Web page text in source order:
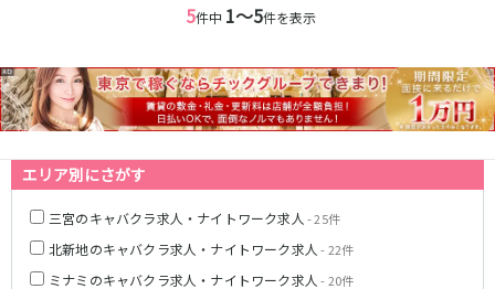
5件中 1〜5件を表示
エリア別にさがす
三宮のキャバクラ求人・ナイトワーク求人 - 25件
北新地のキャバクラ求人・ナイトワーク求人 - 22件
ミナミのキャバクラ求人・ナイトワーク求人 - 20件
日本橋駅
Osaka Metro四つ橋線
阪神なんば線